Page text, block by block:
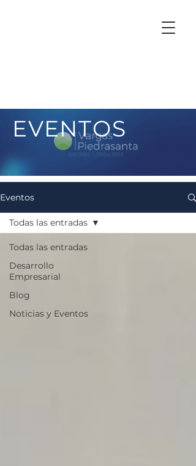
EVENTOS
Eventos
Todas las entradas
Desarrollo
Empresarial
Blog
Noticias y Eventos
Todas las entradas